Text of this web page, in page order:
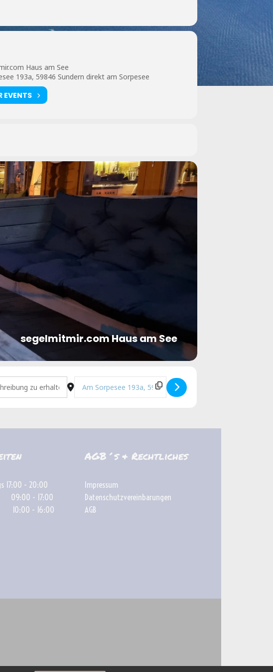
Haus am See
193a, 59846 Sundern direkt am Sorpesee
EVENTS
segelmitmir.com Haus am See
Destination Address - Feierabendsegeln [ezbrkI7Ai]
17:00 - 20:00
- 17:00
- 16:00
AGB´s & Rechtliches
Impressum
Datenschutzvereinbarungen
AGB